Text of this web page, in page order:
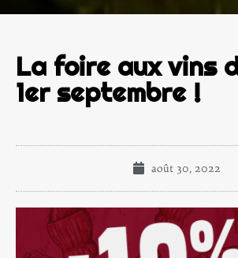
La foire aux vins
1er septembre !
août 30, 2022